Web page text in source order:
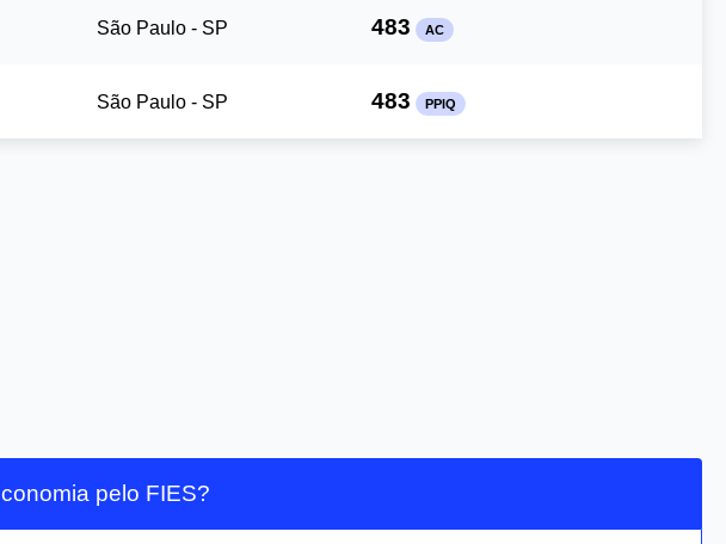
São Paulo - SP 483 AC
São Paulo - SP 483 PPIQ
pelo FIES?